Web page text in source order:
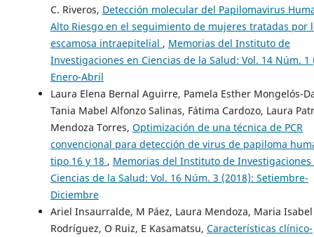
C. Riveros, Detección molecular del Papilomavirus
Alto Riesgo en el seguimiento de mujeres tratadas por
escamosa intraepitelial , Memorias del Instituto de
Investigaciones en Ciencias de la Salud: Vol. 14 Núm. 1
Enero-Abril
Laura Elena Bernal Aguirre, Pamela Esther Mongelós-
Tania Mabel Alfonzo Salinas, Fátima Cardozo, Laura
Mendoza Torres, Optimización de una técnica de PCR
convencional para detección de virus de papiloma
tipo 16 y 18 , Memorias del Instituto de Investigaciones
Ciencias de la Salud: Vol. 16 Núm. 3 (2018): Setiembre-
Diciembre
Ariel Insaurralde, M Páez, Laura Mendoza, Maria Isabel
Rodríguez, O Ruiz, E Kasamatsu, Características clínico-